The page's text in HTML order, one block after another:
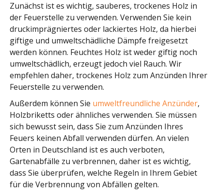
Zunächst ist es wichtig, sauberes, trockenes Holz in
der Feuerstelle zu verwenden. Verwenden Sie kein
druckimprägniertes oder lackiertes Holz, da hierbei
giftige und umweltschädliche Dämpfe freigesetzt
werden können. Feuchtes Holz ist weder giftig noch
umweltschädlich, erzeugt jedoch viel Rauch. Wir
empfehlen daher, trockenes Holz zum Anzünden Ihrer
Feuerstelle zu verwenden.
Außerdem können Sie umweltfreundliche Anzünder,
Holzbriketts oder ähnliches verwenden. Sie müssen
sich bewusst sein, dass Sie zum Anzünden Ihres
Feuers keinen Abfall verwenden dürfen. An vielen
Orten in Deutschland ist es auch verboten,
Gartenabfälle zu verbrennen, daher ist es wichtig,
dass Sie überprüfen, welche Regeln in Ihrem Gebiet
für die Verbrennung von Abfällen gelten.